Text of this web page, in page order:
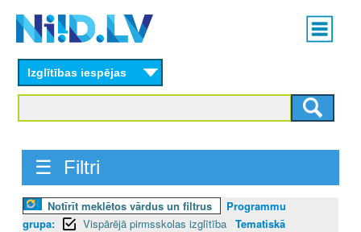
content
Main
menu
Izglītības iespējas
☰ Filtri
Notīrīt meklētos vārdus un filtrus
Programmu
grupa:
Vispārējā pirmsskolas izglītība Tematiskā